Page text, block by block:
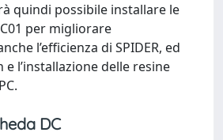
quindi possibile installare le
per migliorare
l’efficienza di SPIDER, ed
l’installazione delle resine
DC